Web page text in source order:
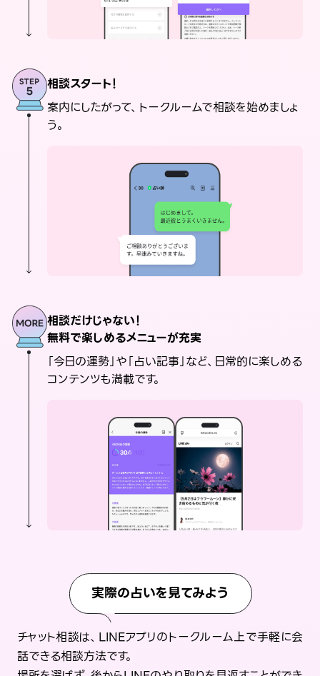
相談スタート！
案内にしたがって、トークルームで相談を始めましょ
う。
相談だけじゃない！
無料で楽しめるメニューが充実
「今日の運勢」や「占い記事」など、日常的に楽しめる
コンテンツも満載です。
実際の占いを見てみよう
チャット相談は、LINEアプリのトークルーム上で手軽に会
話できる相談方法です。